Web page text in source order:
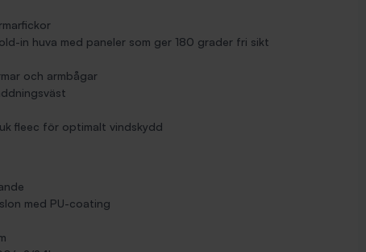
in huva med paneler som ger 180 grader fri sikt
och armbågar
fleec för optimalt vindskydd
med PU-coating